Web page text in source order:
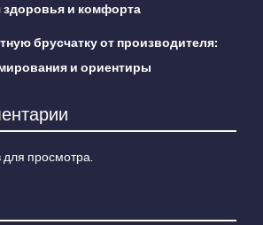
и комфорта
брусчатку от производителя:
и ориентиры
просмотра.